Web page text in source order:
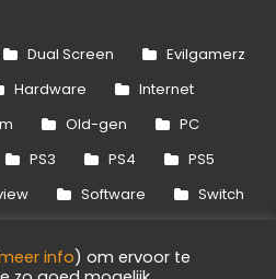
Dual Screen
Evilgamerz
Hardware
Internet
Old-gen
PC
PS3 PS4
PS5
Software
Switch
Xbox Series
info) om ervoor te